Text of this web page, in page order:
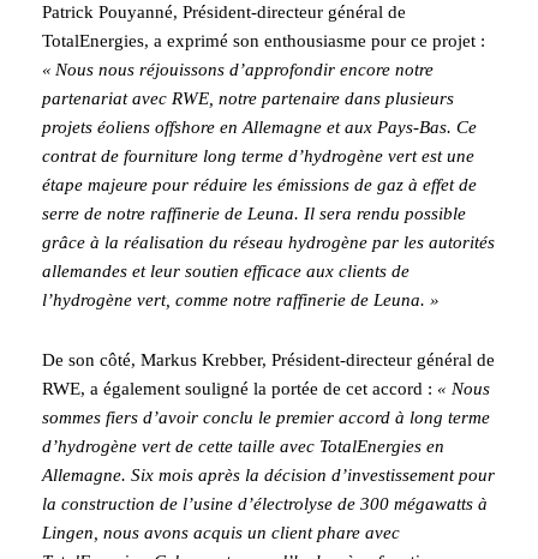
Patrick Pouyanné, Président-directeur général de
TotalEnergies, a exprimé son enthousiasme pour ce projet :
« Nous nous réjouissons d’approfondir encore notre
partenariat avec RWE, notre partenaire dans plusieurs
projets éoliens offshore en Allemagne et aux Pays-Bas. Ce
contrat de fourniture long terme d’hydrogène vert est une
étape majeure pour réduire les émissions de gaz à effet de
serre de notre raffinerie de Leuna. Il sera rendu possible
grâce à la réalisation du réseau hydrogène par les autorités
allemandes et leur soutien efficace aux clients de
l’hydrogène vert, comme notre raffinerie de Leuna. »
De son côté, Markus Krebber, Président-directeur général de
RWE, a également souligné la portée de cet accord : « Nous
sommes fiers d’avoir conclu le premier accord à long terme
d’hydrogène vert de cette taille avec TotalEnergies en
Allemagne. Six mois après la décision d’investissement pour
la construction de l’usine d’électrolyse de 300 mégawatts à
Lingen, nous avons acquis un client phare avec